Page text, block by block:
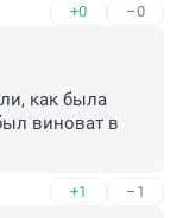
+0 –0
как была
виноват в
+1 –1